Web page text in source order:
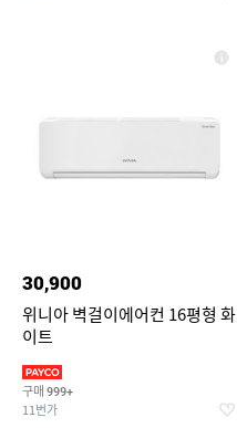
30,900
위니아 벽걸이에어컨 16평형 화
이트
구매 999+
11번가